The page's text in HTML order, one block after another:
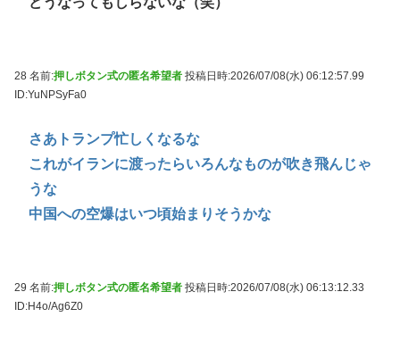
28 名前:押しボタン式の匿名希望者 投稿日時:2026/07/08(水) 06:12:57.99
ID:YuNPSyFa0
さあトランプ忙しくなるな
これがイランに渡ったらいろんなものが吹き飛んじゃ
うな
中国への空爆はいつ頃始まりそうかな
29 名前:押しボタン式の匿名希望者 投稿日時:2026/07/08(水) 06:13:12.33
ID:H4o/Ag6Z0